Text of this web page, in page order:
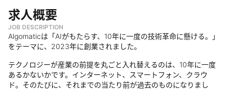
求人概要
JOB DESCRIPTION
Algomaticは「AIがもたらす、10年に一度の技術革命に懸ける。」
をテーマに、2023年に創業されました。
テクノロジーが産業の前提を丸ごと入れ替えるのは、10年に一度
あるかないかです。インターネット、スマートフォン、クラウ
ド。そのたびに、それまでの当たり前が過去のものになりまし